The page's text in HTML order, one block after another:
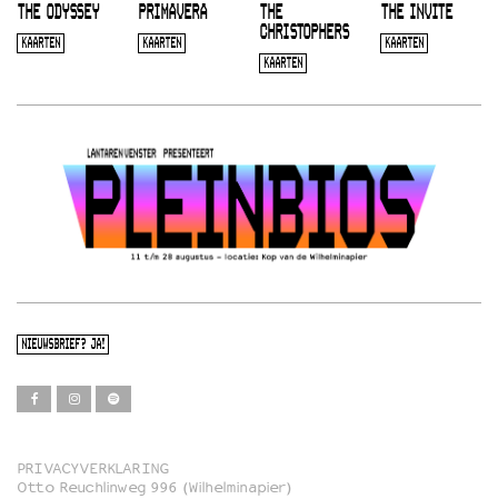
THE ODYSSEY
KAARTEN
PRIMAVERA
KAARTEN
THE
CHRISTOPHERS
KAARTEN
THE INVITE
KAARTEN
NIEUWSBRIEF? JA!
Film
PRIVACYVERKLARING
Otto Reuchlinweg 996 (Wilhelminapier)